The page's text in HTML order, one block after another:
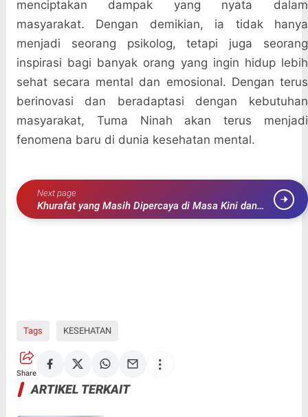
menciptakan dampak yang nyata dalam
masyarakat. Dengan demikian, ia tidak hanya
menjadi seorang psikolog, tetapi juga seorang
inspirasi bagi banyak orang yang ingin hidup lebih
sehat secara mental dan emosional. Dengan terus
berinovasi dan beradaptasi dengan kebutuhan
masyarakat, Tuma Ninah akan terus menjadi
fenomena baru di dunia kesehatan mental.
Next page
Khurafat yang Masih Dipercaya di Masa Kini dan
Dampaknya pada Kehidupan Sehari-hari
Tags KESEHATAN
Share
ARTIKEL TERKAIT